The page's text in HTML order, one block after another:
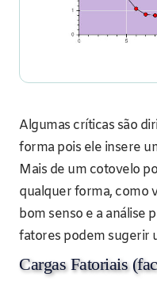
Algumas críticas são
forma pois ele insere
Mais de um cotovelo
qualquer forma, como
bom senso e a análise
fatores podem sugerir
Cargas Fatoriais